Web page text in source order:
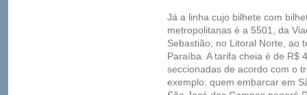
Já a linha cujo bilhete com
metropolitanas é a 5501, da
Sebastião, no Litoral Norte, ao
Paraíba. A tarifa cheia é de R$
seccionadas de acordo com o
exemplo: quem embarcar em